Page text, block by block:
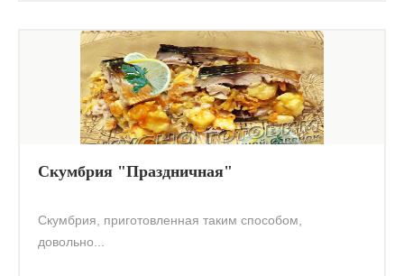
Скумбрия "Праздничная"
Скумбрия, приготовленная таким способом,
довольно...